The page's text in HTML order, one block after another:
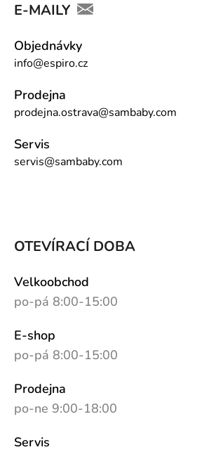
E-MAILY
Objednávky
info@espiro.cz
Prodejna
prodejna.ostrava@sambaby.com
Servis
servis@sambaby.com
OTEVÍRACÍ DOBA
Velkoobchod
po-pá 8:00-15:00
E-shop
po-pá 8:00-15:00
Prodejna
po-ne 9:00-18:00
Servis